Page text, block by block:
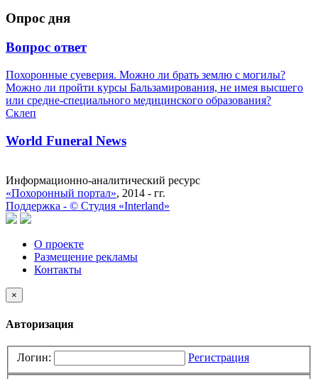
Опрос дня
Вопрос ответ
Похоронные суеверия. Можно ли брать землю с могилы?
Можно ли пройти курсы Бальзамирования, не имея высшего
или средне-специального медицинского образования?
Склеп
World Funeral News
Информационно-аналитический ресурс
«Похоронный портал», 2014 - гг.
Поддержка - © Cтудия «Interland»
О проекте
Размещение рекламы
Контакты
×
Авторизация
Логин: Регистрация